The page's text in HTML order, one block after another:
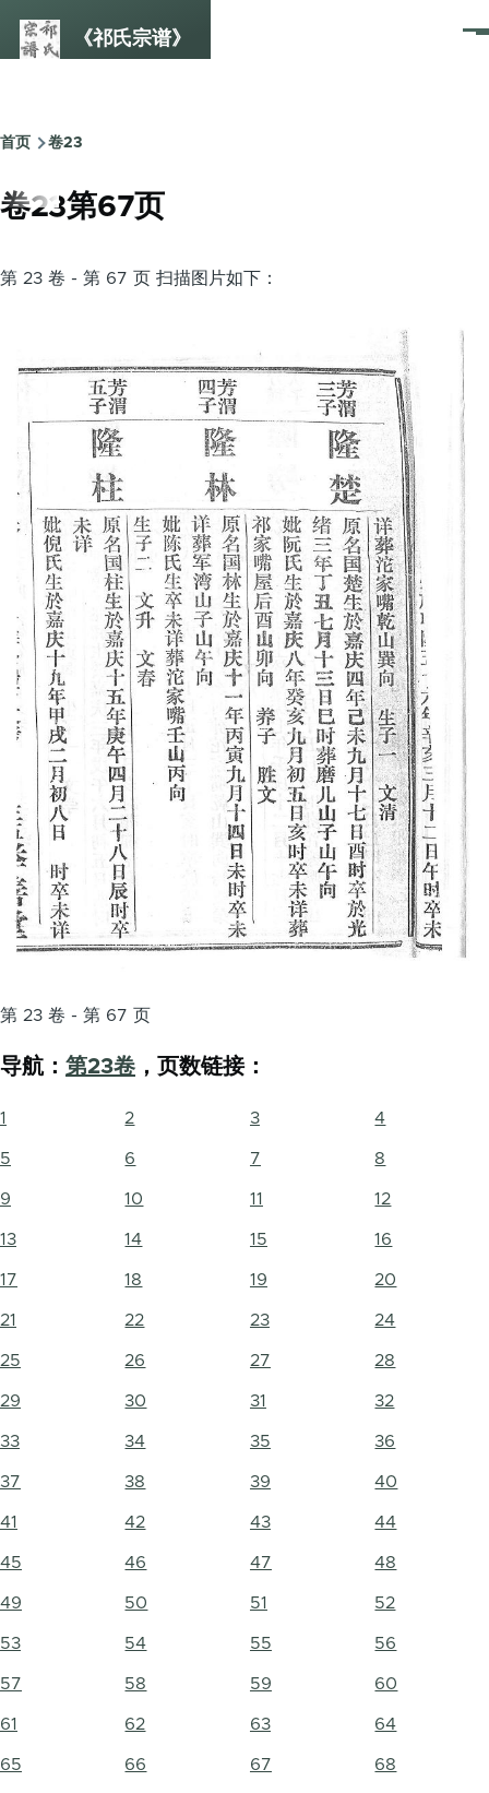
《祁氏宗谱》
菜
面
包
屑
首页 卷23
卷23第67页
第 23 卷 - 第 67 页 扫描图片如下：
第 23 卷 - 第 67 页
导航： 第23卷 ，页数链接：
1 2 3 4
5 6 7 8
9 10 11 12
13 14 15 16
17 18 19 20
21 22 23 24
25 26 27 28
29 30 31 32
33 34 35 36
37 38 39 40
41 42 43 44
45 46 47 48
49 50 51 52
53 54 55 56
57 58 59 60
61 62 63 64
65 66 67 68